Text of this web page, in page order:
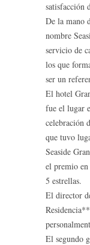
satisfacción
De la mano
nombre
servicio de
los que
ser un
El hotel
fue el lugar
celebración
que tuvo
Seaside
el premio en
5 estrellas.
El director
El segundo